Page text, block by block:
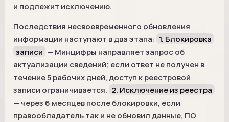
и подлежит исключению.
Последствия несвоевременного обновления
информации наступают в два этапа: 1. Блокировка
записи — Минцифры направляет запрос об
актуализации сведений; если ответ не получен в
течение 5 рабочих дней, доступ к реестровой
записи ограничивается. 2. Исключение из реестра
— через 6 месяцев после блокировки, если
правообладатель так и не обновил данные, ПО